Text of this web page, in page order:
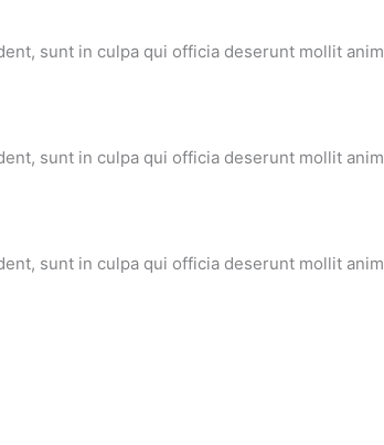
sunt in culpa qui officia deserunt mollit anim
sunt in culpa qui officia deserunt mollit anim
sunt in culpa qui officia deserunt mollit anim